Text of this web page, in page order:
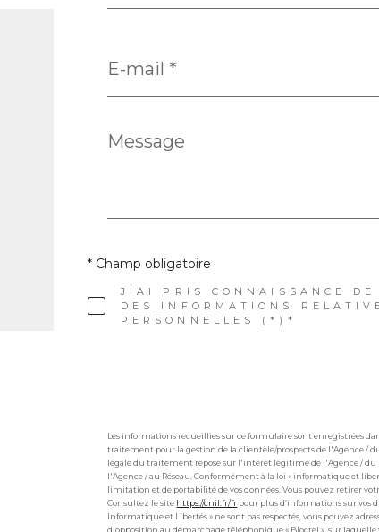
mail
*
Message
*
J'AI PRIS CONNAISSANCE
DES INFORMATIONS
PERSONNELLES (*)*
* Champ obligatoire
Les informations recueillies sur ce formulaire sont enregistrées
traitement pour la gestion de la clientèle/prospects de l'Agence /
légale du traitement repose sur l'intérêt légitime de l'Agence / du
l'Agence / au Réseau. Conformément à la loi « informatique et
limitation et de portabilité de vos données. Vous pouvez retirer
Consultez le site https://cnil.fr/fr pour plus d’informations sur vos
Informatique et Libertés » ne sont pas respectés, vous pouvez
d'opposition au démarchage téléphonique « Bloctel », sur laquelle